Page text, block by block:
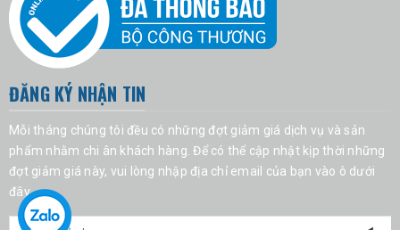
ĐĂNG KÝ NHẬN TIN
Mỗi tháng chúng tôi đều có những đợt giảm giá dịch vụ và sản
phẩm nhằm chi ân khách hàng. Để có thể cập nhật kịp thời những
đợt giảm giá này, vui lòng nhập địa chỉ email của bạn vào ô dưới
đây.